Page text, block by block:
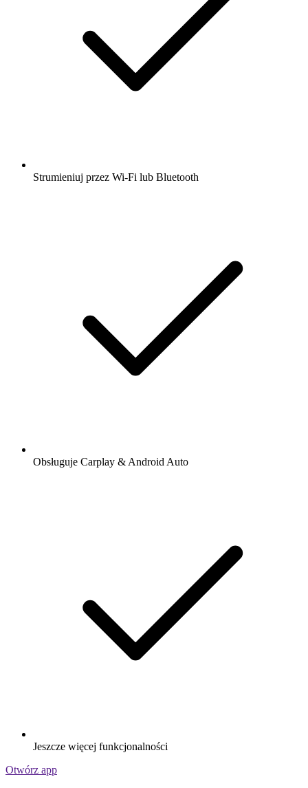
Strumieniuj przez Wi-Fi lub Bluetooth
Obsługuje Carplay & Android Auto
Jeszcze więcej funkcjonalności
Otwórz app